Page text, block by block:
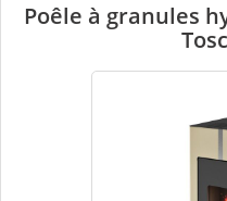
Poêle à granules